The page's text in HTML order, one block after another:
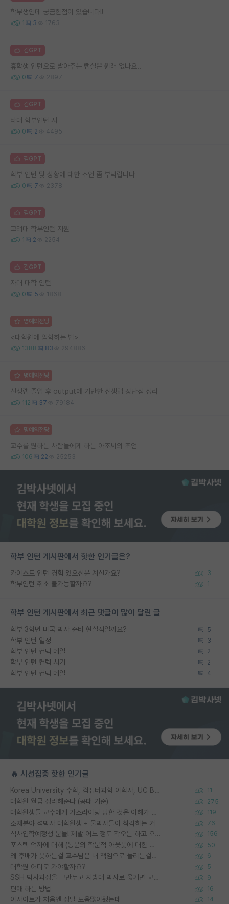
학부생인데 궁금한점이 있습니다!!
1 3 1763
김GPT
휴학생 인턴으로 받아주는 랩실은 원래 없나요..
0 7 2897
김GPT
타대 학부인턴 시
0 2 4495
김GPT
학부 인턴 및 상황에 대한 조언 좀 부탁립니다
0 7 2378
김GPT
고려대 학부인턴 지원
1 2 2254
김GPT
자대 대학 인턴
0 5 1868
명예의전당
<대학원에 입학하는 법>
1388 83 294886
명예의전당
신생랩 졸업 후 output에 기반한 신생랩 장단점 정리
112 37 79184
명예의전당
교수를 원하는 사람들에게 하는 아조씨의 조언
106 22 25253
학부 인턴 게시판에서 핫한 인기글은?
카이스트 인턴 경험 있으신분 계신가요? 3
학부인턴 취소 불가능할까요? 1
학부 인턴 게시판에서 최근 댓글이 많이 달린 글
학부 3학년 미국 박사 준비 현실적일까요? 5
학부 인턴 일정 3
학부 인턴 컨택 메일 2
학부 인턴 컨텍 시기 2
학부 인턴 컨택 메일 4
🔥 시선집중 핫한 인기글
Korea University 수학, 컴퓨터과학 이학사, UC Berkeley 산업공학 대학원 공학박사가 되는 것은 쉽지 않겠죠? 11
대학원 월급 정리해준다 (공대 기준) 275
대학원생들 교수에게 가스라이팅 당한 것은 이해가 갑니다. 안타깝네요. 119
소재분야 석박사 대학원생 + 물박사들이 착각하는 거 76
석사입학예정생 분들! 제발 어느 정도 각오는 하고 오세요. 156
포스텍 억까에 대해 (동문의 학문적 아웃풋에 대한 반박) 50
왜 후배가 못하는걸 교수님은 내 책임으로 돌리는걸까요? 6
대학원 어디로 가야할까요? 5
SSH 박사과정을 그만두고 지방대 박사로 옮기면 교수의 꿈은 끝일까요? 9
편애 하는 방법 16
이사이트가 처음엔 정말 도움많이됐는데 14